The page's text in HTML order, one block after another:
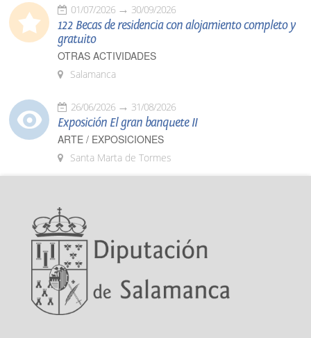
01/07/2026 30/09/2026
122 Becas de residencia con alojamiento completo y
gratuito
OTRAS ACTIVIDADES
Salamanca
26/06/2026 31/08/2026
Exposición El gran banquete II
ARTE / EXPOSICIONES
Santa Marta de Tormes